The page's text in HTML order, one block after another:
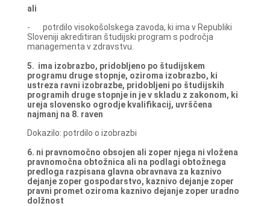
ali
- potrdilo visokošolskega zavoda, ki ima v Republiki
Sloveniji akreditiran študijski program s področja
managementa v zdravstvu.
5. ima izobrazbo, pridobljeno po študijskem
programu druge stopnje, oziroma izobrazbo, ki
ustreza ravni izobrazbe, pridobljeni po študijskih
programih druge stopnje in je v skladu z zakonom, ki
ureja slovensko ogrodje kvalifikacij, uvrščena
najmanj na 8. raven
Dokazilo: potrdilo o izobrazbi
6. ni pravnomočno obsojen ali zoper njega ni vložena
pravnomočna obtožnica ali na podlagi obtožnega
predloga razpisana glavna obravnava za kaznivo
dejanje zoper gospodarstvo, kaznivo dejanje zoper
pravni promet oziroma kaznivo dejanje zoper uradno
dolžnost